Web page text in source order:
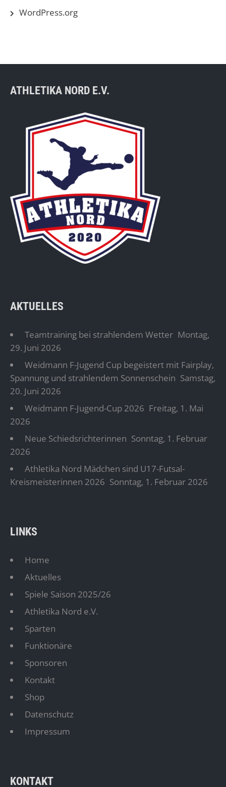
WordPress.org
ATHLETIKA NORD E.V.
AKTUELLES
Teamtraining bei strahlendem Wetter Montag,
29. Juni 2026
Weidmann F-Jugend Cup begeistert mit Fairplay,
Spannung und strahlendem Sonnenschein Samstag,
20. Juni 2026
Weidmann F-Jugend-Cup 2026 Freitag, 1. Mai
2026
Neue Schiedsrichterinnen Sonntag, 1. Februar
2026
Athletika Nord Mädchen sind U17-Futsal-
Kreismeisterinnen 2026 Sonntag, 1. Februar 2026
LINKS
Home
Aktuelles
Spiele Saison 2025/26
Athletika Nord e.V.
Sparten
Funktionäre
Sponsoren
Kontakt
Shop
Datenschutz
Impressum
KONTAKT